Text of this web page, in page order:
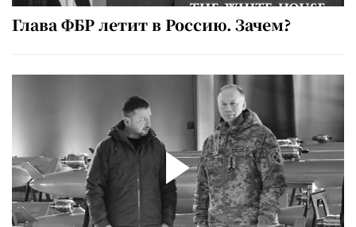
Глава ФБР летит в Россию. Зачем?